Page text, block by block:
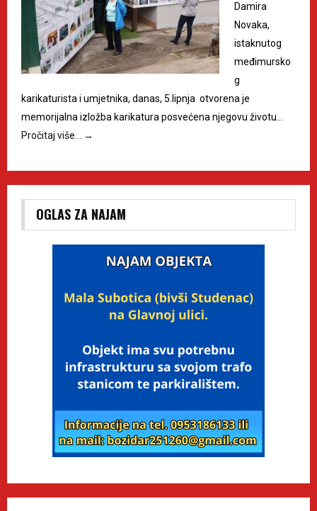
Damira
Novaka,
istaknutog
međimursko
g
karikaturista i umjetnika, danas, 5.lipnja otvorena je
memorijalna izložba karikatura posvećena njegovu životu…
Pročitaj više… →
OGLAS ZA NAJAM